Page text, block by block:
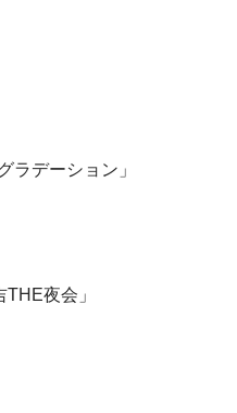
デーション」
夜会」